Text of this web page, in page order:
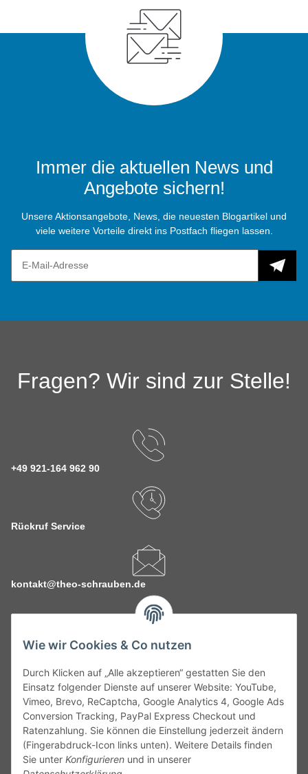
Wie wir Cookies & Co nutzen
Durch Klicken auf „Alle akzeptieren“ gestatten Sie den
Einsatz folgender Dienste auf unserer Website: YouTube,
Vimeo, Brevo, ReCaptcha, Google Analytics 4, Google Ads
Conversion Tracking, PayPal Express Checkout und
Ratenzahlung. Sie können die Einstellung jederzeit ändern
(Fingerabdruck-Icon links unten). Weitere Details finden
Sie unter Konfigurieren und in unserer
Immer die aktuellen News und
Angebote sichern!
Unsere Aktionsangebote, News, die neuesten Blogartikel und
viele weitere Vorteile direkt ins Postfach fliegen lassen.
Fragen? Wir sind zur Stelle!
+49 921-164 962 90
Rückruf Service
kontakt@theo-schrauben.de
Service
Gesetzliche Informationen
Alle technischen Angaben ohne Gewähr. Irrtümer und fehlerhafte
Angaben vorbehalten. Wenn Sie Datenblätter oder spezielle